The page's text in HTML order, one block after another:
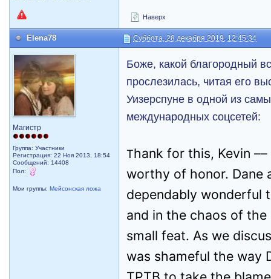
Наверх
Elena78 Суббота, 28 декабря 2019, 12:45:34
Магистр
Группа: Участники
Регистрация: 22 Ноя 2013, 18:54
Сообщений: 14408
Пол:
Мои группы:Мейсонская ложа
Боже, какой благородный
прослезилась, читая его
Уизерспуне в одной из
международных соцсетей:
Thank for this, Kevin
worthy of honor. Dane
dependably wonderful
and in the chaos of
small feat. As we
was shameful the way